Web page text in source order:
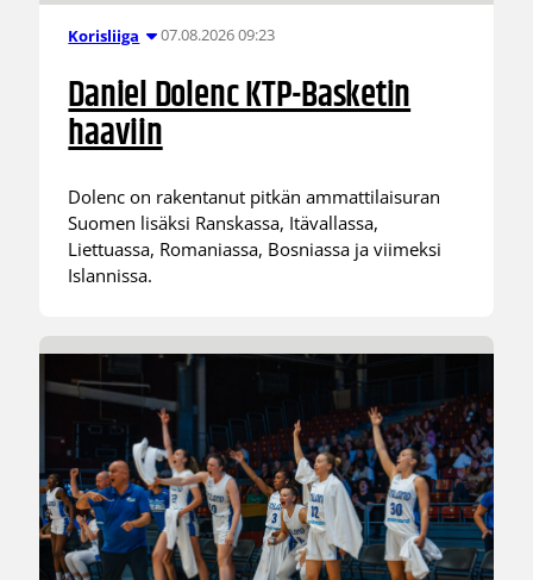
Korisliiga 07.08.2026 09:23
Daniel Dolenc KTP-Basketin
haaviin
Dolenc on rakentanut pitkän ammattilaisuran
Suomen lisäksi Ranskassa, Itävallassa,
Liettuassa, Romaniassa, Bosniassa ja viimeksi
Islannissa.